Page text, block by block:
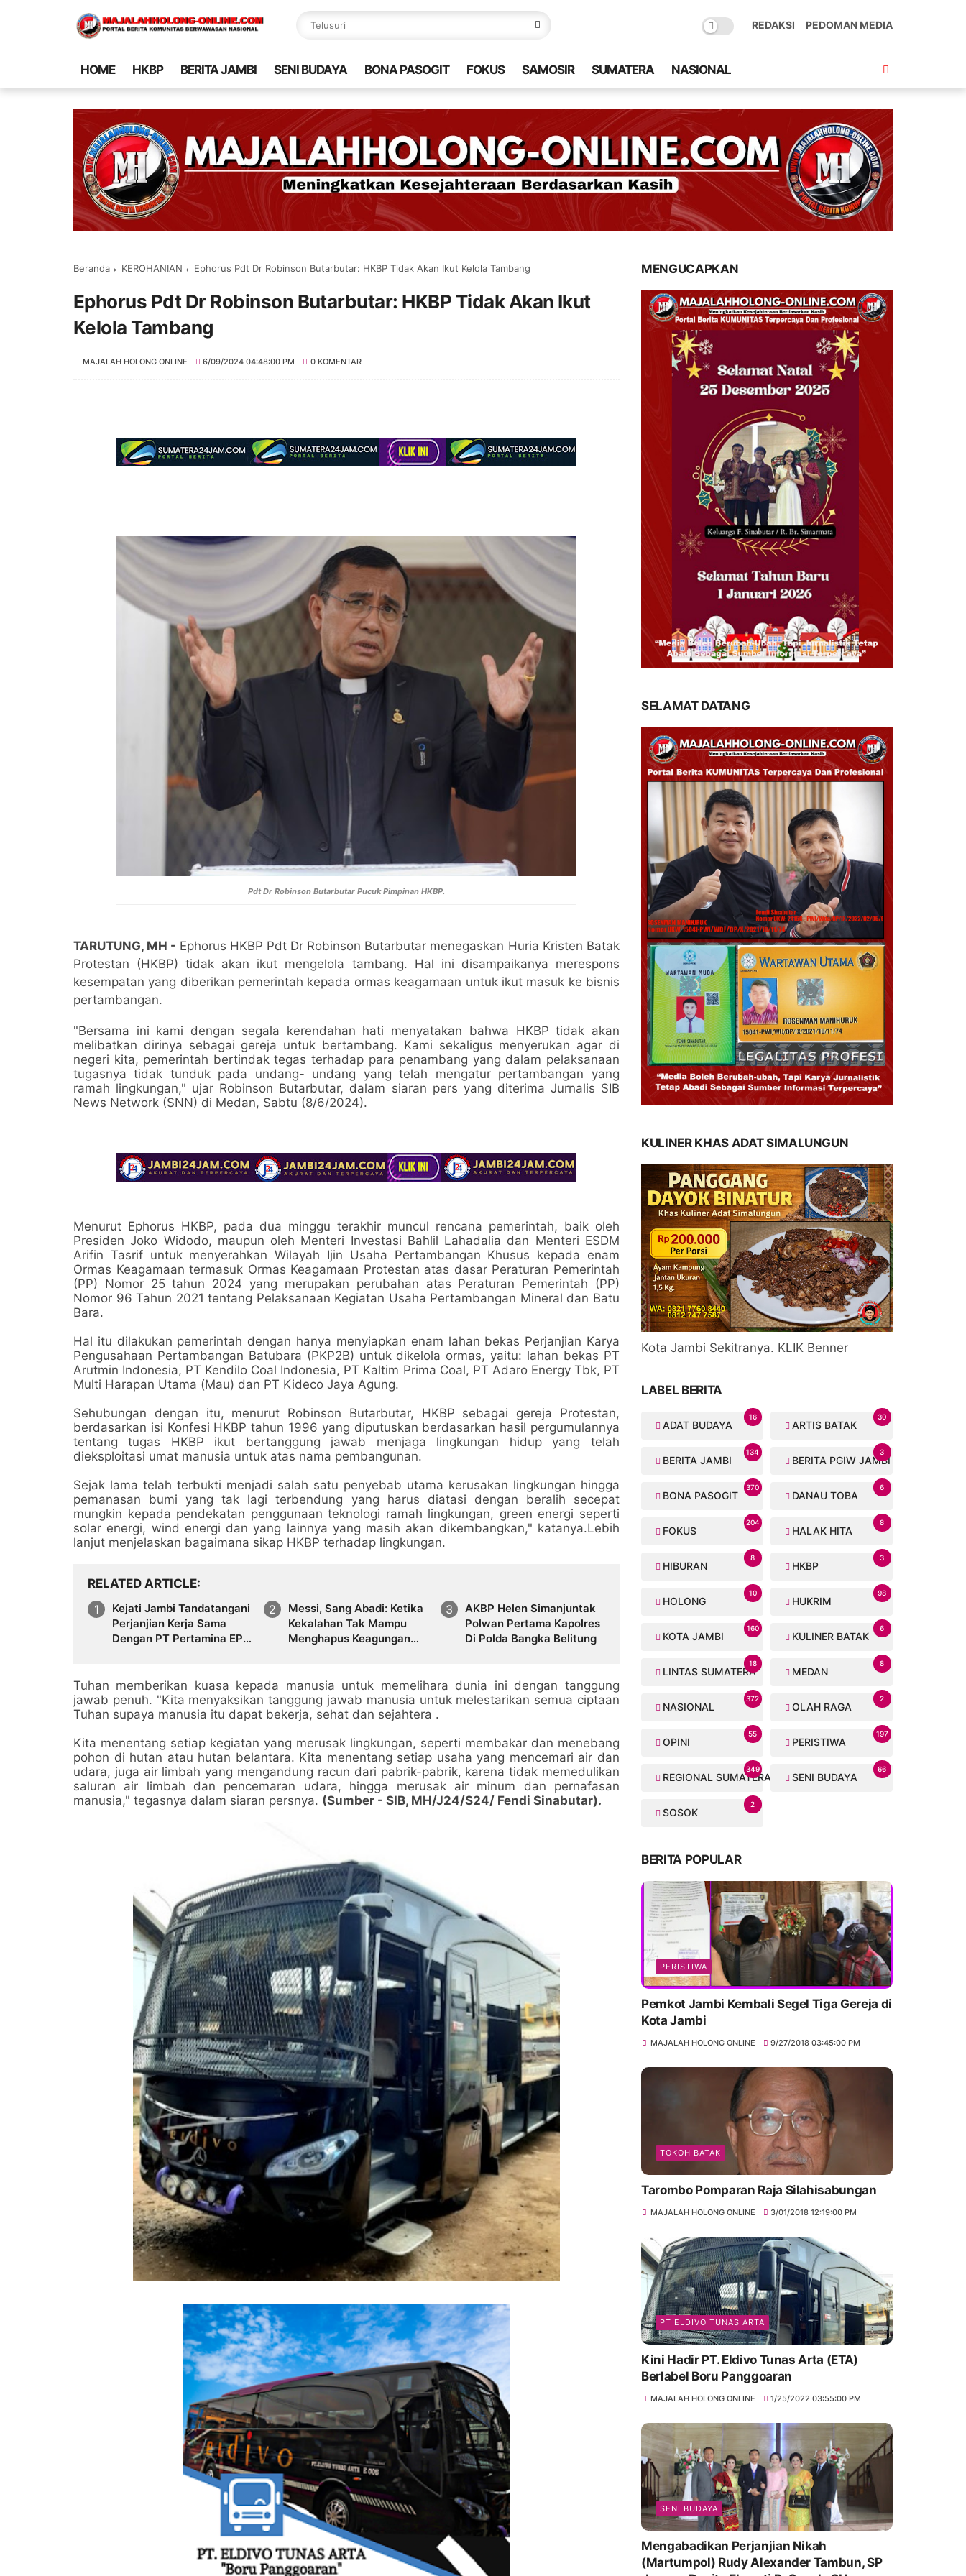
REDAKSI PEDOMAN MEDIA
HOME HKBP BERITA JAMBI SENI BUDAYA BONA PASOGIT FOKUS SAMOSIR SUMATERA NASIONAL
Beranda KEROHANIAN Ephorus Pdt Dr Robinson Butarbutar: HKBP Tidak Akan Ikut Kelola Tambang
Ephorus Pdt Dr Robinson Butarbutar: HKBP Tidak Akan Ikut
Kelola Tambang
MAJALAH HOLONG ONLINE 6/09/2024 04:48:00 PM 0 KOMENTAR
Pdt Dr Robinson Butarbutar Pucuk Pimpinan HKBP.
TARUTUNG, MH - Ephorus HKBP Pdt Dr Robinson Butarbutar menegaskan Huria Kristen Batak
Protestan (HKBP) tidak akan ikut mengelola tambang. Hal ini disampaikanya merespons
kesempatan yang diberikan pemerintah kepada ormas keagamaan untuk ikut masuk ke bisnis
pertambangan.
"Bersama ini kami dengan segala kerendahan hati menyatakan bahwa HKBP tidak akan
melibatkan dirinya sebagai gereja untuk bertambang. Kami sekaligus menyerukan agar di
negeri kita, pemerintah bertindak tegas terhadap para penambang yang dalam pelaksanaan
tugasnya tidak tunduk pada undang- undang yang telah mengatur pertambangan yang
ramah lingkungan," ujar Robinson Butarbutar, dalam siaran pers yang diterima Jurnalis SIB
News Network (SNN) di Medan, Sabtu (8/6/2024).
Menurut Ephorus HKBP, pada dua minggu terakhir muncul rencana pemerintah, baik oleh
Presiden Joko Widodo, maupun oleh Menteri Investasi Bahlil Lahadalia dan Menteri ESDM
Arifin Tasrif untuk menyerahkan Wilayah Ijin Usaha Pertambangan Khusus kepada enam
Ormas Keagamaan termasuk Ormas Keagamaan Protestan atas dasar Peraturan Pemerintah
(PP) Nomor 25 tahun 2024 yang merupakan perubahan atas Peraturan Pemerintah (PP)
Nomor 96 Tahun 2021 tentang Pelaksanaan Kegiatan Usaha Pertambangan Mineral dan Batu
Bara.
Hal itu dilakukan pemerintah dengan hanya menyiapkan enam lahan bekas Perjanjian Karya
Pengusahaan Pertambangan Batubara (PKP2B) untuk dikelola ormas, yaitu: lahan bekas PT
Arutmin Indonesia, PT Kendilo Coal Indonesia, PT Kaltim Prima Coal, PT Adaro Energy Tbk, PT
Multi Harapan Utama (Mau) dan PT Kideco Jaya Agung.
Sehubungan dengan itu, menurut Robinson Butarbutar, HKBP sebagai gereja Protestan,
berdasarkan isi Konfesi HKBP tahun 1996 yang diputuskan berdasarkan hasil pergumulannya
tentang tugas HKBP ikut bertanggung jawab menjaga lingkungan hidup yang telah
dieksploitasi umat manusia untuk atas nama pembangunan.
Sejak lama telah terbukti menjadi salah satu penyebab utama kerusakan lingkungan hingga
pemanasan bumi yang tak lagi terbendung yang harus diatasi dengan beralih secepat
mungkin kepada pendekatan penggunaan teknologi ramah lingkungan, green energi seperti
solar energi, wind energi dan yang lainnya yang masih akan dikembangkan," katanya.Lebih
lanjut menjelaskan bagaimana sikap HKBP terhadap lingkungan.
RELATED ARTICLE
Kejati Jambi Tandatangani
Perjanjian Kerja Sama
Dengan PT Pertamina EP,
Negara
Messi, Sang Abadi: Ketika
Kekalahan Tak Mampu
Menghapus Keagungan
AKBP Helen Simanjuntak
Polwan Pertama Kapolres
Di Polda Bangka Belitung
Tuhan memberikan kuasa kepada manusia untuk memelihara dunia ini dengan tanggung
jawab penuh. "Kita menyaksikan tanggung jawab manusia untuk melestarikan semua ciptaan
Tuhan supaya manusia itu dapat bekerja, sehat dan sejahtera .
Kita menentang setiap kegiatan yang merusak lingkungan, seperti membakar dan menebang
pohon di hutan atau hutan belantara. Kita menentang setiap usaha yang mencemari air dan
udara, juga air limbah yang mengandung racun dari pabrik-pabrik, karena tidak memedulikan
saluran air limbah dan pencemaran udara, hingga merusak air minum dan pernafasan
manusia," tegasnya dalam siaran persnya. (Sumber - SIB, MH/J24/S24/ Fendi Sinabutar).
MENGUCAPKAN
SELAMAT DATANG
KULINER KHAS ADAT SIMALUNGUN
Kota Jambi Sekitranya. KLIK Benner
LABEL BERITA
ADAT BUDAYA
16
ARTIS BATAK
30
BERITA JAMBI
134
BERITA PGIW JAMBI
3
BONA PASOGIT
370
DANAU TOBA
6
FOKUS
204
HALAK HITA
8
HIBURAN
8
HKBP
3
HOLONG
10
HUKRIM
98
KOTA JAMBI
160
KULINER BATAK
6
LINTAS SUMATERA
18
MEDAN
8
NASIONAL
372
OLAH RAGA
2
OPINI
55
PERISTIWA
197
REGIONAL SUMATERA
349
SENI BUDAYA
66
SOSOK
2
BERITA POPULAR
PERISTIWA
Pemkot Jambi Kembali Segel Tiga Gereja di
Kota Jambi
MAJALAH HOLONG ONLINE 9/27/2018 03:45:00 PM
TOKOH BATAK
Tarombo Pomparan Raja Silahisabungan
MAJALAH HOLONG ONLINE 3/01/2018 12:19:00 PM
PT ELDIVO TUNAS ARTA
Kini Hadir PT. Eldivo Tunas Arta (ETA)
Berlabel Boru Panggoaran
MAJALAH HOLONG ONLINE 1/25/2022 03:55:00 PM
SENI BUDAYA
Mengabadikan Perjanjian Nikah
(Martumpol) Rudy Alexander Tambun, SP